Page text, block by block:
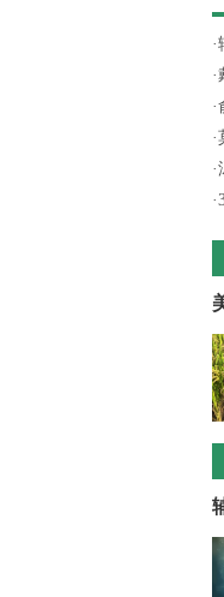
·
·
·
·
·
·